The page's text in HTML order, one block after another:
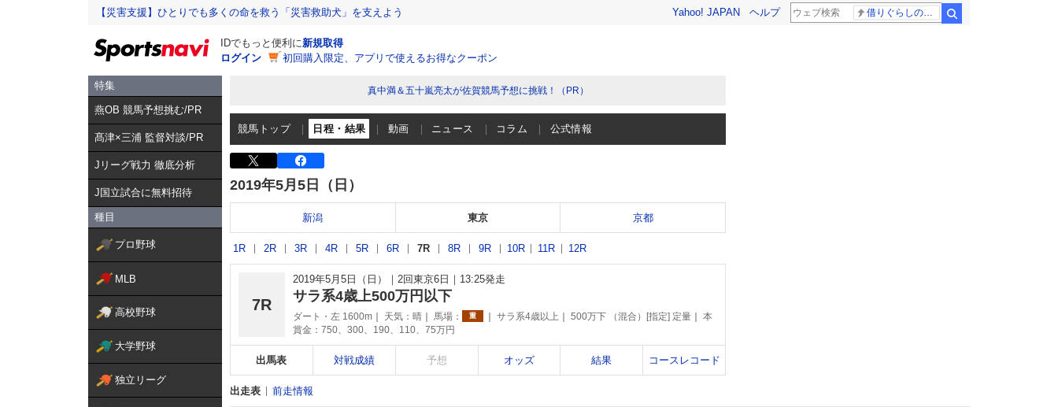
【災害支援】ひとりでも多くの命を救う「災害救助犬」を支えよう Yahoo! JAPAN ヘルプ
IDでもっと便利に新規取得
ログイン
初回購入限定、アプリで使えるお得なクーポン
特集
燕OB 競馬予想挑む/PR
髙津×三浦 監督対談/PR
Jリーグ戦力 徹底分析
J国立試合に無料招待
種目
プロ野球
MLB
高校野球
大学野球
独立リーグ
真中満＆五十嵐亮太が佐賀競馬予想に挑戦！（PR）
競馬トップ 日程・結果 動画 ニュース コラム 公式情報
2019年5月5日（日）
新潟 東京 京都
1R 2R 3R 4R 5R 6R 7R 8R 9R 10R 11R 12R
7R
2019年5月5日（日） 2回東京6日 13:25発走
サラ系4歳上500万円以下
ダート・左 1600m 天気： 晴 馬場： 重 サラ系4歳以上 500万下 （混合）[指定] 定量
本
賞金：750、300、190、110、75万円
出馬表 対戦成績 予想 オッズ 結果 コースレコード
出走表 前走情報